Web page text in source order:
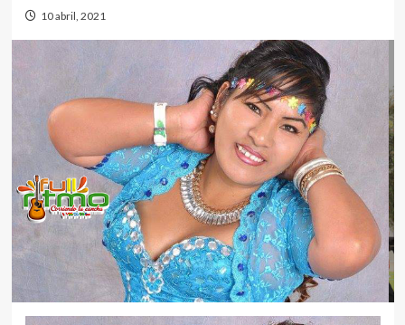
10 abril, 2021